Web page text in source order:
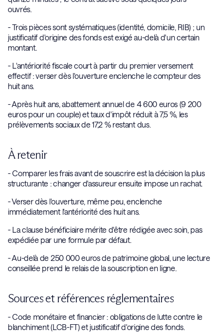
ouvrés.
- Trois pièces sont systématiques (identité, domicile, RIB) ; un
justificatif d'origine des fonds est exigé au-delà d'un certain
montant.
- L'antériorité fiscale court à partir du premier versement
effectif : verser dès l'ouverture enclenche le compteur des
huit ans.
- Après huit ans, abattement annuel de 4 600 euros (9 200
euros pour un couple) et taux d'impôt réduit à 7,5 %, les
prélèvements sociaux de 17,2 % restant dus.
À retenir
- Comparer les frais avant de souscrire est la décision la plus
structurante : changer d'assureur ensuite impose un rachat.
- Verser dès l'ouverture, même peu, enclenche
immédiatement l'antériorité des huit ans.
- La clause bénéficiaire mérite d'être rédigée avec soin, pas
expédiée par une formule par défaut.
- Au-delà de 250 000 euros de patrimoine global, une lecture
conseillée prend le relais de la souscription en ligne.
Sources et références réglementaires
- Code monétaire et financier : obligations de lutte contre le
blanchiment (LCB-FT) et justificatif d'origine des fonds.